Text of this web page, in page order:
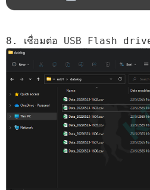
8. เชื่อมต่อ USB Flash